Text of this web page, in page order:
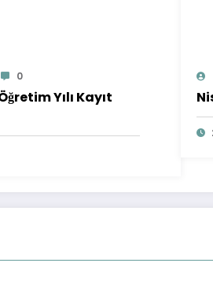
0
Yılı Kayıt